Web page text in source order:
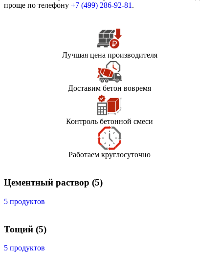
проще по телефону +7 (499) 286-92-81 .
Лучшая цена производителя
Доставим бетон вовремя
Контроль бетонной смеси
Работаем круглосуточно
Цементный раствор (5)
5 продуктов
Тощий (5)
5 продуктов